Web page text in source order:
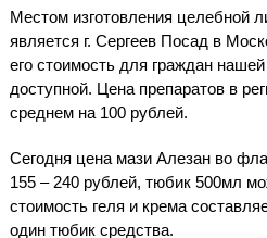
Местом изготовления целебной
является г. Сергеев Посад в
его стоимость для граждан
доступной. Цена препаратов в
среднем на 100 рублей.
Сегодня цена мази Алезан во
155 – 240 рублей, тюбик 500мл
стоимость геля и крема
один тюбик средства.